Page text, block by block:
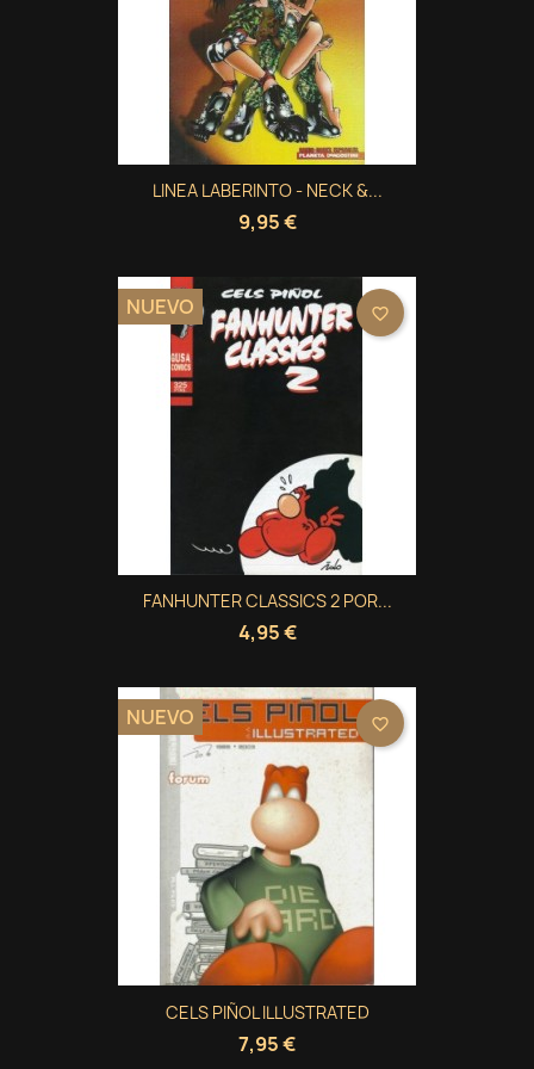
LINEA LABERINTO - NECK &...
9,95 €
FANHUNTER CLASSICS 2 POR...
4,95 €
NUEVO favorite_border
CELS PIÑOL ILLUSTRATED
7,95 €
NUEVO favorite_border